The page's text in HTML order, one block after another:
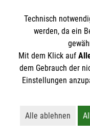
Cookies verwalten
Barrierefreiheit |
Technisch
werden, da ein
Mit dem Klick auf
dem Gebrauch der
Einstellungen
Alle ablehnen
Lehnt alle